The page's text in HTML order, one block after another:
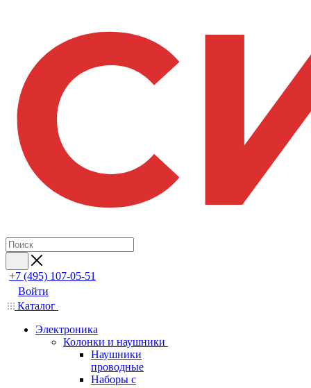
+7 (495) 107-05-51
Войти
Каталог
Электроника
Колонки и наушники
Наушники
проводные
Наборы с